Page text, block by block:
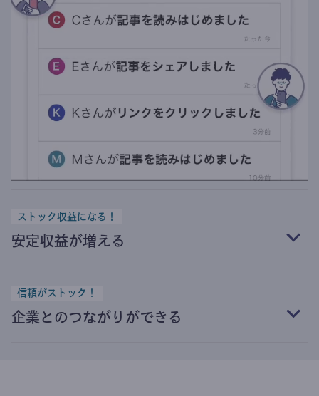
ストック収益になる！
安定収益が増える
信頼がストック！
企業とのつながりができる